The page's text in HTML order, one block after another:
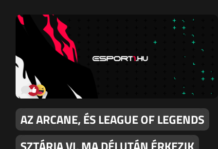
AZ ARCANE, ÉS LEAGUE OF LEGENDS